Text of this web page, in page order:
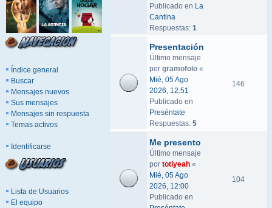
Índice general
Buscar
Mensajes nuevos
Sus mensajes
Mensajes sin respuesta
Temas activos
Identificarse
Lista de Usuarios
El equipo
Publicado en La
Cantina
Respuestas: 1
Presentación
Último mensaje
por gramofolo «
Mié, 05 Ago
2026, 12:51
Publicado en
Preséntate
Respuestas: 5
146
Me presento
Último mensaje
por totiyeah «
Mié, 05 Ago
2026, 12:00
Publicado en
104